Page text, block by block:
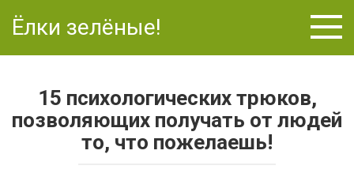
Ёлки зелёные!
15 психологических трюков,
позволяющих получать от людей
то, что пожелаешь!